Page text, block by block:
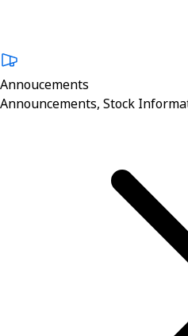
Annoucements
Announcements, Stock